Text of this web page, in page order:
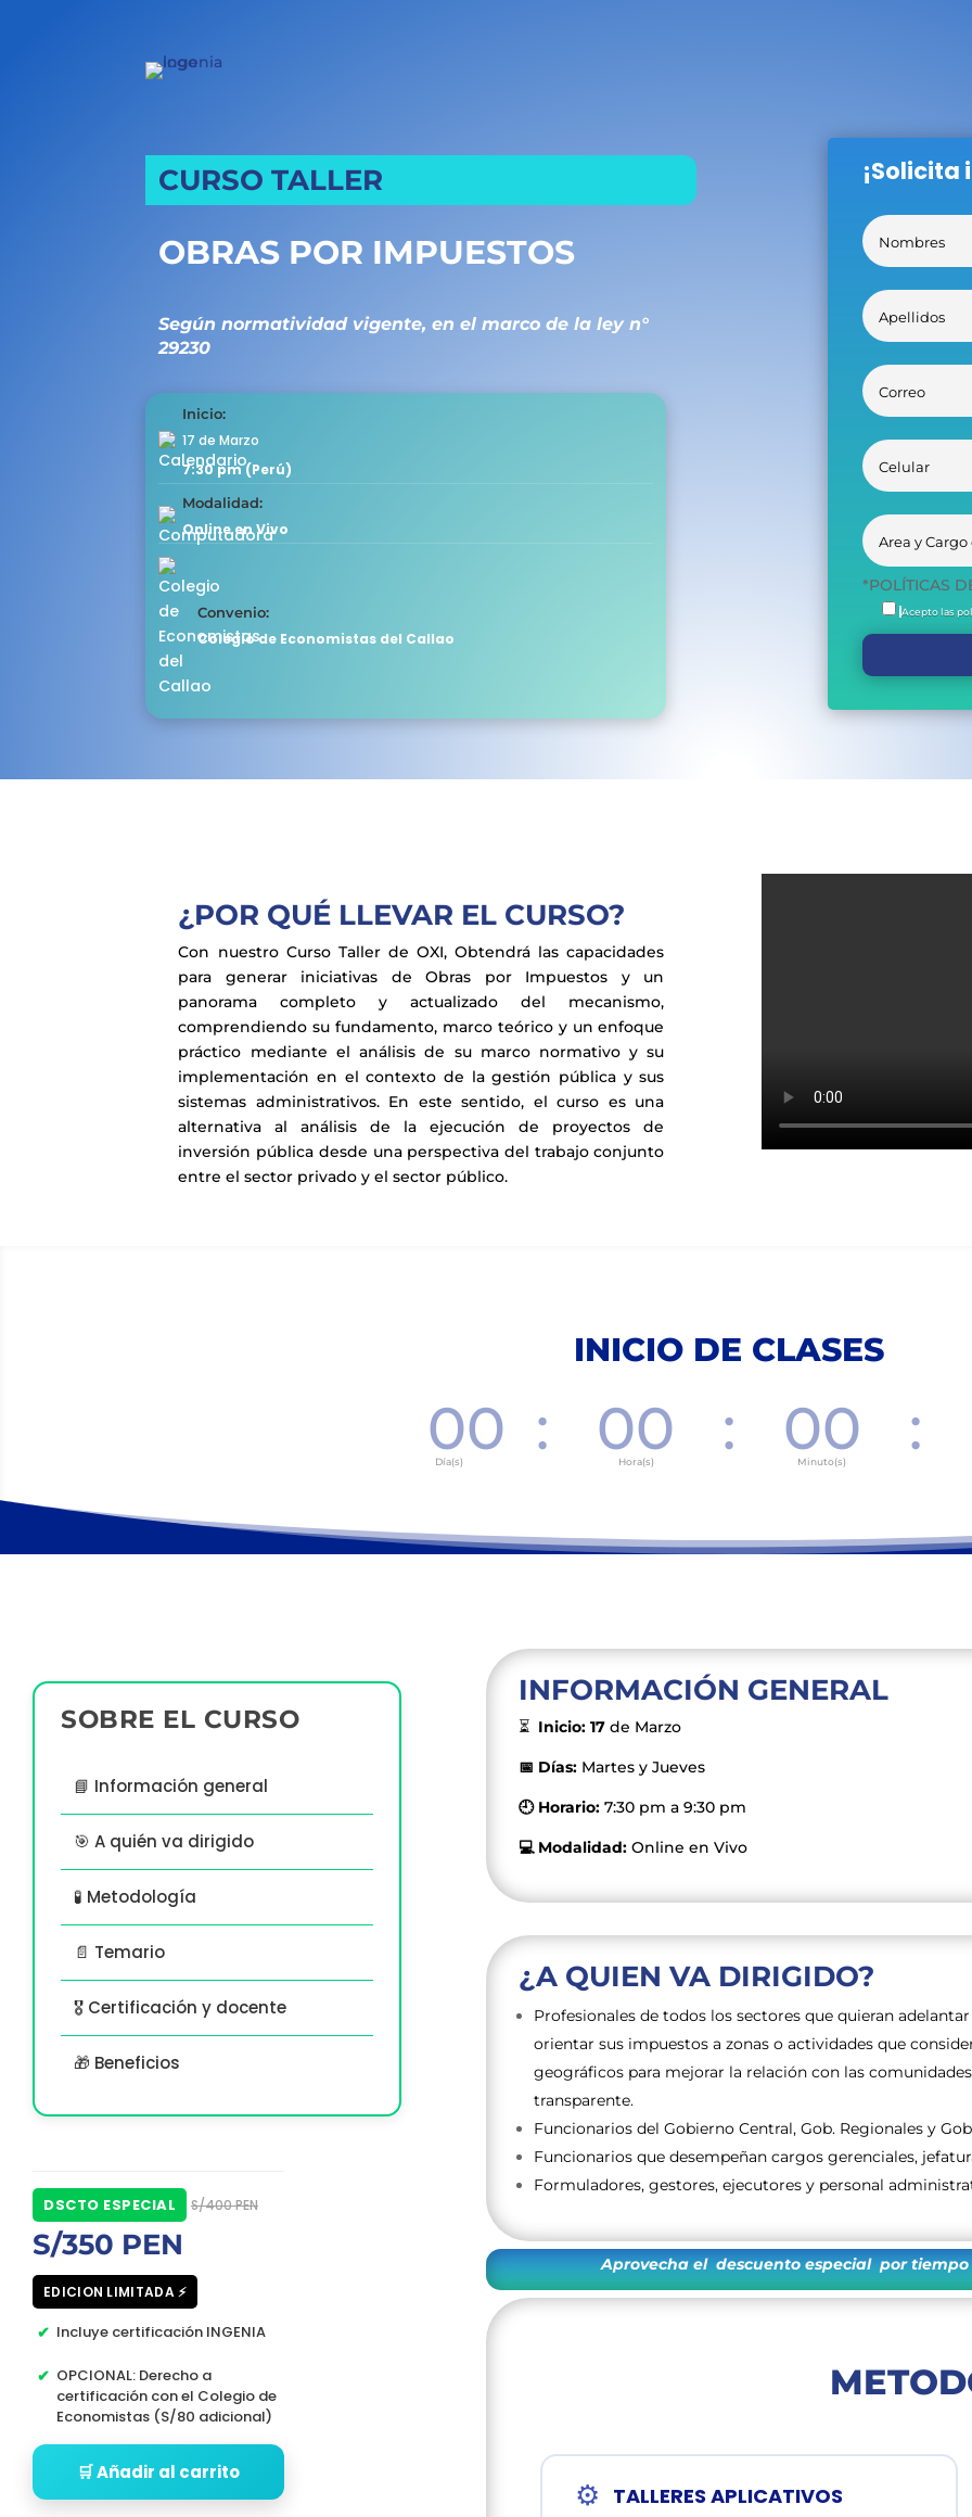
CURSO TALLER
OBRAS POR IMPUESTOS
Según normatividad vigente, en el marco de la ley n°
29230
Inicio:
17 de Marzo
7:30 pm (Perú)
Modalidad:
Online en Vivo
Convenio:
Colegio de Economistas del Callao
*POLÍTICAS
Acepto las
¿POR QUÉ LLEVAR EL CURSO?
Con nuestro Curso Taller de OXI, Obtendrá las capacidades
para generar iniciativas de Obras por Impuestos y un
panorama completo y actualizado del mecanismo,
comprendiendo su fundamento, marco teórico y un enfoque
práctico mediante el análisis de su marco normativo y su
implementación en el contexto de la gestión pública y sus
sistemas administrativos. En este sentido, el curso es una
alternativa al análisis de la ejecución de proyectos de
inversión pública desde una perspectiva del trabajo conjunto
entre el sector privado y el sector público.
INICIO DE CLASES
000
Día(s) : 00
Hora(s) : 00
Minuto(s) :
SOBRE EL CURSO
📘 Información general
🎯 A quién va dirigido
🧪 Metodología
📄 Temario
🎖️ Certificación y docente
🎁 Beneficios
DSCTO ESPECIAL S/400 PEN
S/350 PEN
EDICION LIMITADA ⚡
Incluye certificación INGENIA
OPCIONAL: Derecho a
certificación con el Colegio de
Economistas (S/80 adicional)
🛒 Añadir al carrito
INFORMACIÓN GENERAL
⏳ Inicio: 17de Marzo
📅 Días: Martes y Jueves
🕘 Horario: 7:30 pm a 9:30 pm
💻 Modalidad: Online en Vivo
¿A QUIEN VA DIRIGIDO?
Profesionales de todos los sectores que quieran
orientar sus impuestos a zonas o actividades que
geográficos para mejorar la relación con las
transparente.
Funcionarios del Gobierno Central, Gob. Regionales y
Funcionarios que desempeñan cargos gerenciales,
Formuladores, gestores, ejecutores y personal
Aprovecha el descuento especial por
⚙️ TALLERES APLICATIVOS